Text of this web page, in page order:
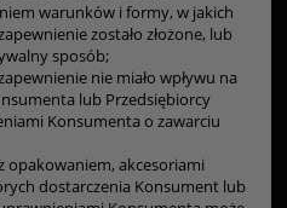
warunków i formy, w jakich
zostało złożone, lub
sposób;
nie miało wpływu na
lub Przedsiębiorcy
Konsumenta o zawarciu
opakowaniem, akcesoriami
dostarczenia Konsument lub